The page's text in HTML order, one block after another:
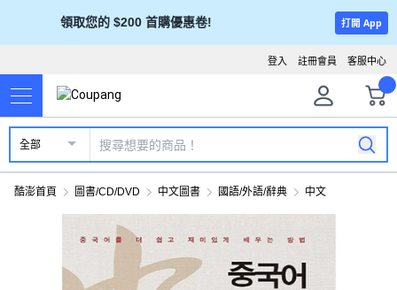
領取您的 $200 首購優惠卷! 打開 App
客服中心
註冊會員
登入
全部
酷澎首頁 圖書/CD/DVD 中文圖書 國語/外語/辭典 中文